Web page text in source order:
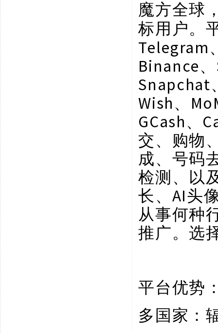
魔方全球
标用户。
Telegram
Binance
Snapchat
Wish、
GCash、
交、购物
成、号码
检测、以
长、AI头
从事何种
推广。选
平台优势
多国家：